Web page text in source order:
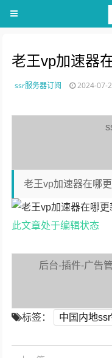
老王vp加速器
ssr服务器订阅 2024-07-
老王vp加速器在哪
此文章处于编辑状态
后台-插件-广告
标签： 中国内地